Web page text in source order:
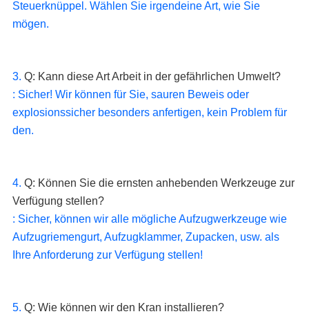
Steuerknüppel. Wählen Sie irgendeine Art, wie Sie
mögen.
3. Q: Kann diese Art Arbeit in der gefährlichen Umwelt?
: Sicher! Wir können für Sie, sauren Beweis oder
explosionssicher besonders anfertigen, kein Problem für
den.
4. Q: Können Sie die ernsten anhebenden Werkzeuge zur
Verfügung stellen?
: Sicher, können wir alle mögliche Aufzugwerkzeuge wie
Aufzugriemengurt, Aufzugklammer, Zupacken, usw. als
Ihre Anforderung zur Verfügung stellen!
5. Q: Wie können wir den Kran installieren?